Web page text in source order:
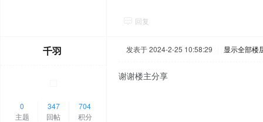
回复
千羽
0
主题
347
回帖
704
积分
发表于 2024-2-25 10:58:29 显示全部楼
谢谢楼主分享